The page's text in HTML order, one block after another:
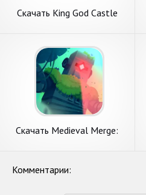
Скачать King God Castle
Скачать Medieval Merge:
Комментарии: